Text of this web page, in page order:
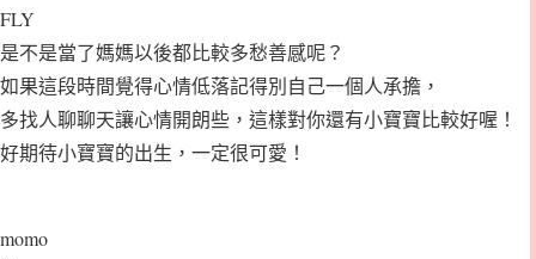
FLY
是不是當了媽媽以後都比較多愁善感呢？
如果這段時間覺得心情低落記得別自己一個人承擔，
多找人聊聊天讓心情開朗些，這樣對你還有小寶寶比較好喔！
好期待小寶寶的出生，一定很可愛！
momo